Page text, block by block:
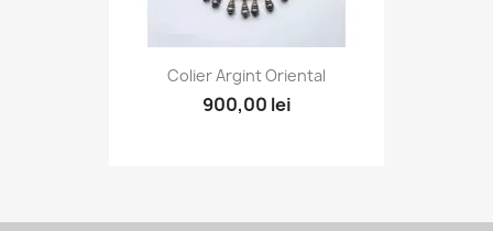
Colier Argint Oriental
900,00 lei